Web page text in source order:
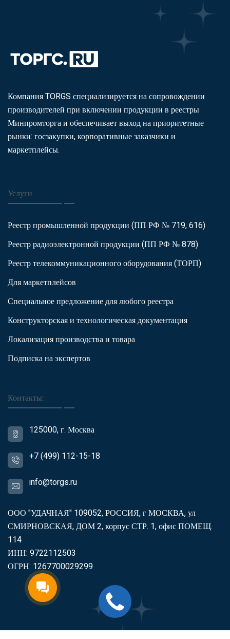
Компания TORGS специализируется на сопровождении
производителей при включении продукции в реестры
Минпромторга и обеспечивает выход на приоритетные
рынки: госзакупки, корпоративные заказчики и
маркетплейсы.
Услуги
Реестр промышленной продукции (ПП РФ № 719, 616)
Реестр радиоэлектронной продукции (ПП РФ № 878)
Реестр телекоммуникационного оборудования (ТОРП)
Для маркетплейсов
Специальное предложение для любого реестра
Конструкторская и технологическая документация
Локализация производства и товара
Подписка на экспертов
Контакты:
125000, г. Москва
+7 (499) 112-15-18
info@torgs.ru
ООО "УДАЧНАЯ" 109052, РОССИЯ, г МОСКВА, ул
СМИРНОВСКАЯ, ДОМ 2, корпус СТР. 1, офис ПОМЕЩ.
114
ИНН: 9722112503
ОГРН: 1267700029299